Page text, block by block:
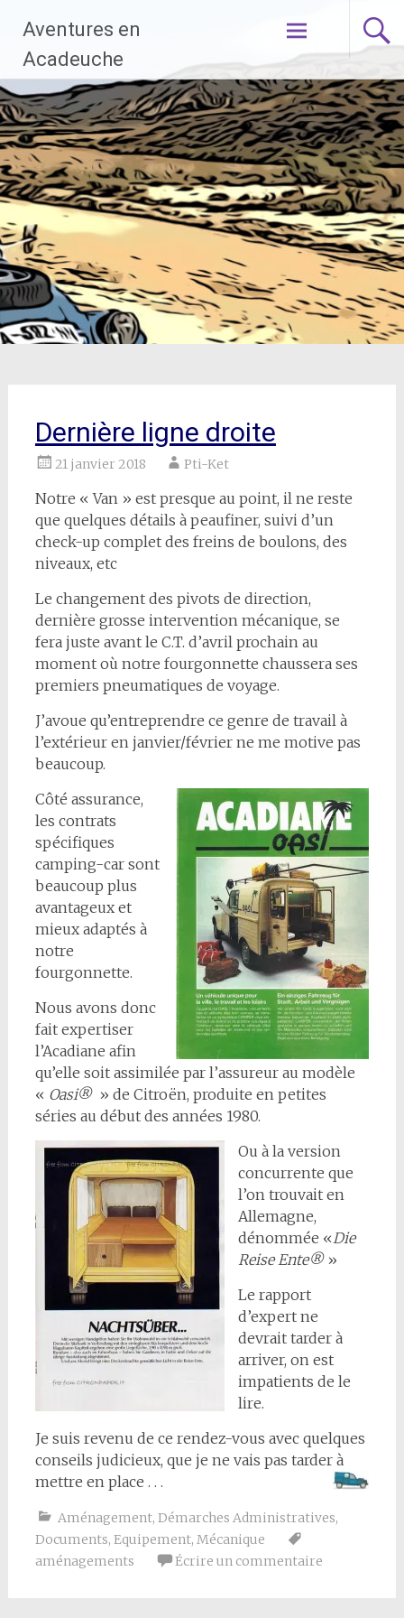
contenu
principal
Aventures en
Acadeuche
Dernière ligne droite
21 janvier 2018 Pti-Ket
Notre « Van » est presque au point, il ne reste
que quelques détails à peaufiner, suivi d’un
check-up complet des freins de boulons, des
niveaux, etc
Le changement des pivots de direction,
dernière grosse intervention mécanique, se
fera juste avant le C.T. d’avril prochain au
moment où notre fourgonnette chaussera ses
premiers pneumatiques de voyage.
J’avoue qu’entreprendre ce genre de travail à
l’extérieur en janvier/février ne me motive pas
beaucoup.
Côté assurance,
les contrats
spécifiques
camping-car sont
beaucoup plus
avantageux et
mieux adaptés à
notre
fourgonnette.
Nous avons donc
fait expertiser
l’Acadiane afin
qu’elle soit assimilée par l’assureur au modèle
« Oasi® » de Citroën, produite en petites
séries au début des années 1980.
Ou à la version
concurrente que
l’on trouvait en
Allemagne,
dénommée «Die
Reise Ente®»
Le rapport
d’expert ne
devrait tarder à
arriver, on est
impatients de le
lire.
Je suis revenu de ce rendez-vous avec quelques
conseils judicieux, que je ne vais pas tarder à
mettre en place . . .
Aménagement, Démarches Administratives,
Documents, Equipement, Mécanique
aménagements
Écrire un commentaire